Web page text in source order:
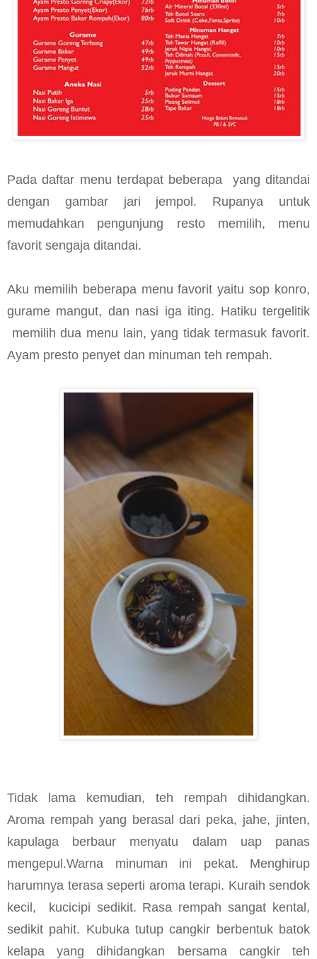
Pada daftar menu terdapat beberapa
yang ditandai
dengan gambar jari jempol. Rupanya untuk
memudahkan pengunjung resto memilih, menu
favorit sengaja ditandai.
Aku memilih beberapa menu favorit yaitu sop konro,
gurame mangut, dan nasi iga iting. Hatiku tergelitik
memilih dua menu lain, yang tidak termasuk favorit.
Ayam presto penyet dan minuman teh rempah.
Tidak lama kemudian, teh rempah dihidangkan.
Aroma rempah yang berasal dari peka, jahe, jinten,
kapulaga berbaur menyatu dalam uap panas
mengepul.Warna minuman ini pekat. Menghirup
harumnya terasa seperti aroma terapi. Kuraih sendok
kecil, kucicipi sedikit. Rasa rempah sangat kental,
sedikit pahit. Kubuka tutup cangkir berbentuk batok
kelapa yang dihidangkan bersama cangkir teh